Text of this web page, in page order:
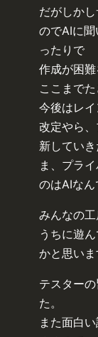
だがしか
のでAIに
ったりで
作成が困
ここまでた
今後はレ
改定やら
新していき
ま、プラ
のはAIな
みんなの
うちに遊
かと思いま
テスター
た。
また面白